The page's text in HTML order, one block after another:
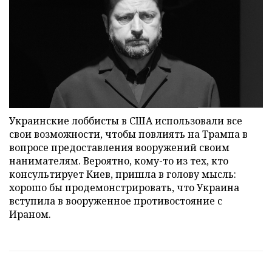
Украинские лоббисты в США использовали все
свои возможности, чтобы повлиять на Трампа в
вопросе предоставления вооружений своим
нанимателям. Вероятно, кому-то из тех, кто
консультирует Киев, пришла в голову мысль:
хорошо бы продемонстрировать, что Украина
вступила в вооруженное противостояние с
Ираном.